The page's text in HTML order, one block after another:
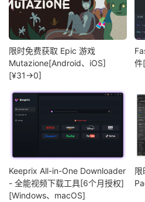
限时免费获取 Epic 游戏
Mutazione[Android、iOS]
[¥31→0]
Keeprix All-in-One Downloader
- 全能视频下载工具[6个月授权]
[Windows、macOS]
限